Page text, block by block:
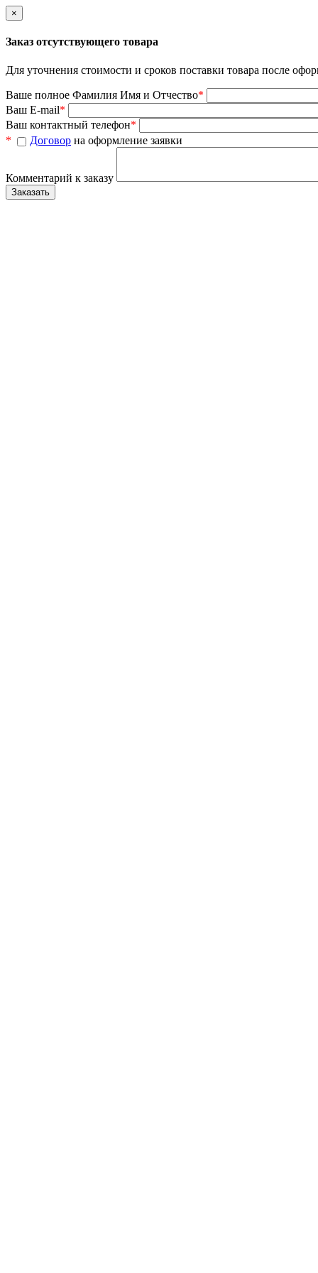
×
Заказ отсутствующего товара
Для уточнения стоимости и сроков поставки товара после
Ваше полное Фамилия Имя и Отчество*
Ваш E-mail*
Ваш контактный телефон*
*
Договор на оформление заявки
Комментарий к заказу